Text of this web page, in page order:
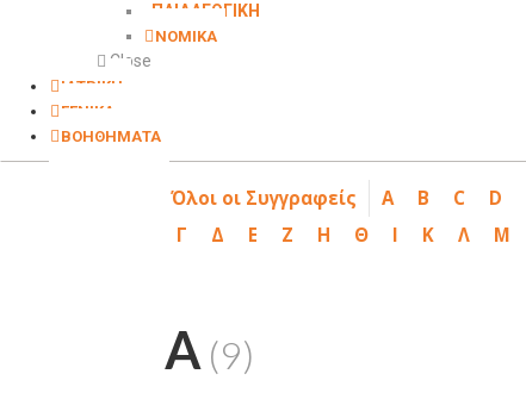
ΠΑΙΔΑΓΩΓΙΚΗ
ΝΟΜΙΚΑ
Close
ΙΑΤΡΙΚΗ
ΓΕΝΙΚΑ
ΒΟΗΘΗΜΑΤΑ
Όλοι οι Συγγραφείς A B C D
Γ
Δ Ε Ζ Η Θ Ι Κ Λ Μ
A (9)